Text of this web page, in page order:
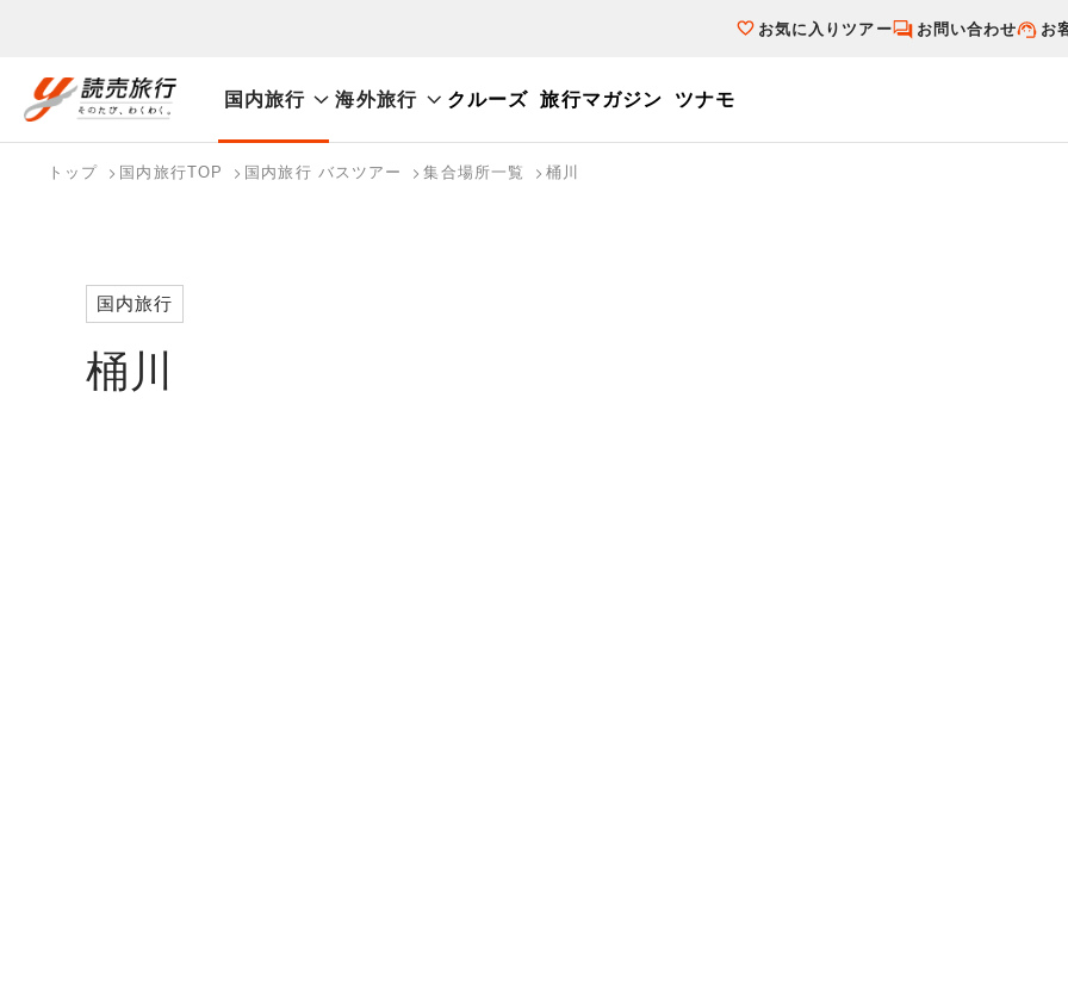
お気に入りツアー お問い合わせ お
国内旅行 海外旅行 クルーズ 旅行マガジン ツナモ
国内旅行トップ
海外旅行トップ
トップ 国内旅行TOP 国内旅行 バスツアー 集合場所一覧 桶川
桶川
国内旅行